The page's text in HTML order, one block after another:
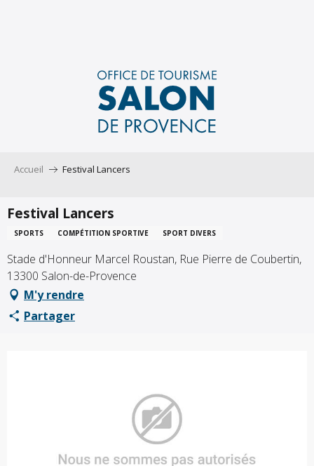
Accueil Festival Lancers
Festival Lancers
SPORTS COMPÉTITION SPORTIVE SPORT DIVERS
Stade d'Honneur Marcel Roustan, Rue Pierre de Coubertin,
13300 Salon-de-Provence
M'y rendre
Partager